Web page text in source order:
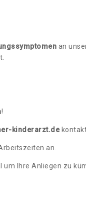
an
!
kinderarzt.de
an.
Ihre Anliegen zu